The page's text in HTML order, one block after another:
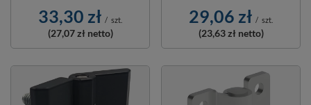
33,30 zł / szt.
(27,07 zł netto)
29,06 zł / szt.
(23,63 zł netto)